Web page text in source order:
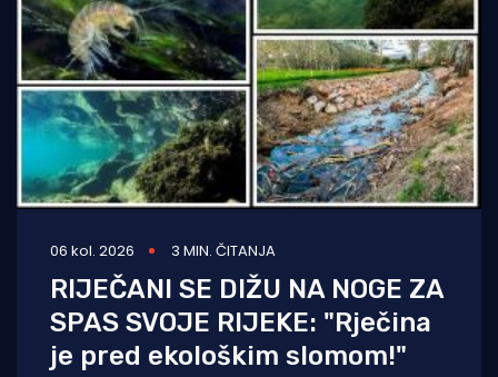
06 kol. 2026 3 MIN. ČITANJA
RIJEČANI SE DIŽU NA NOGE ZA
SPAS SVOJE RIJEKE: "Rječina
je pred ekološkim slomom!"